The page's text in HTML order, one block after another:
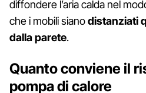
diffondere l’aria calda nel
che i mobili sianodistanziati
dalla parete.
Quanto conviene il
pompa di calore